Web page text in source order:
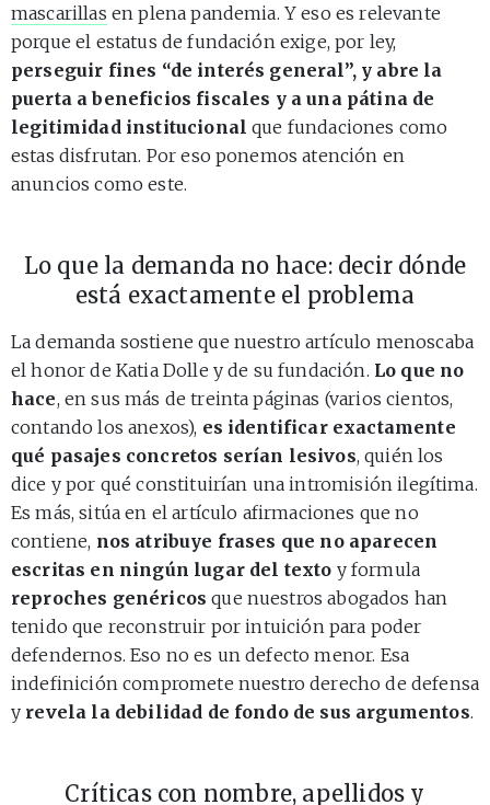
mascarillas en plena pandemia. Y eso es relevante
porque el estatus de fundación exige, por ley,
perseguir fines “de interés general”, y abre la
puerta a beneficios fiscales y a una pátina de
legitimidad institucional que fundaciones como
estas disfrutan. Por eso ponemos atención en
anuncios como este.
Lo que la demanda no hace: decir dónde
está exactamente el problema
La demanda sostiene que nuestro artículo menoscaba
el honor de Katia Dolle y de su fundación. Lo que no
hace, en sus más de treinta páginas (varios cientos,
contando los anexos), es identificar exactamente
qué pasajes concretos serían lesivos, quién los
dice y por qué constituirían una intromisión ilegítima.
Es más, sitúa en el artículo afirmaciones que no
contiene, nos atribuye frases que no aparecen
escritas en ningún lugar del texto y formula
reproches genéricos que nuestros abogados han
tenido que reconstruir por intuición para poder
defendernos. Eso no es un defecto menor. Esa
indefinición compromete nuestro derecho de defensa
y revela la debilidad de fondo de sus argumentos.
Críticas con nombre, apellidos y